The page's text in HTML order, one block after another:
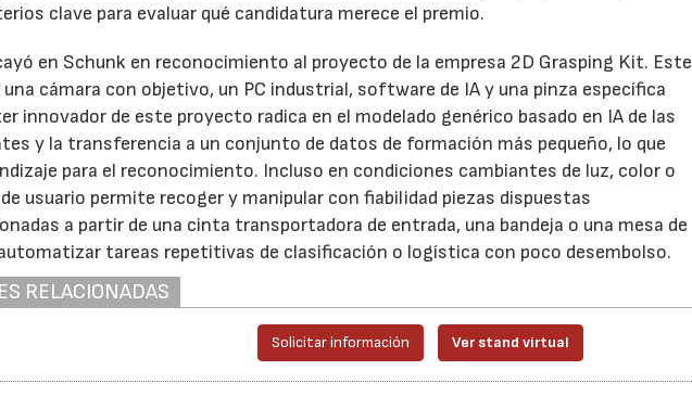
clave para evaluar qué candidatura merece el premio.
en Schunk en reconocimiento al proyecto de la empresa 2D Grasping Kit. Este
cámara con objetivo, un PC industrial, software de IA y una pinza específica
innovador de este proyecto radica en el modelado genérico basado en IA de las
y la transferencia a un conjunto de datos de formación más pequeño, lo que
para el reconocimiento. Incluso en condiciones cambiantes de luz, color o
usuario permite recoger y manipular con fiabilidad piezas dispuestas
a partir de una cinta transportadora de entrada, una bandeja o una mesa de
tareas repetitivas de clasificación o logística con poco desembolso.
RELACIONADAS
Solicitar información Ver stand virtual